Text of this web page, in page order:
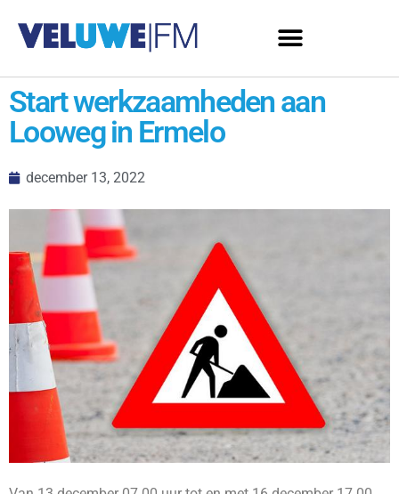
Start werkzaamheden aan
Looweg in Ermelo
december 13, 2022